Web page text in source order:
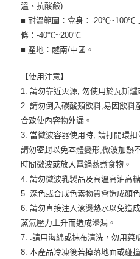
溫、抗酸鹼)
■ 耐溫範圍：盒身：-20℃~100℃
條：-40℃~200℃
■ 產地：越南/中國。
【使用注意】
1. 請勿靠近火源, 勿使用於瓦斯爐
2. 請勿倒入碳酸類飲料,易因飲料
合致使內容物外漏。
3. 當微波容器使用時, 請打開環扣
請勿密封以免本體變形,微波加熱
時間微波或放入電鍋蒸煮食物。
4. 請勿微波乳製品及高溫高油高
5. 深色或合成色素物質會造成顏
6. 請勿直接注入滾燙熱水以免造
蒸氣壓力上升而造成滲漏。
7. .請用海綿或抹布清洗，勿用菜
8. 本產品冷凍後若掉落地面或碰